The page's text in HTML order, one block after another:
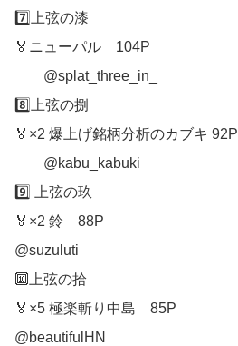
7️⃣上弦の漆
🏅ニューパル 104P
@splat_three_in_
8️⃣上弦の捌
🏅×2 爆上げ銘柄分析のカブキ 92P
@kabu_kabuki
9️⃣ 上弦の玖
🏅×2 鈴 88P
@suzuluti
🔟上弦の拾
🏅×5 極楽斬り中島 85P
@beautifulHN